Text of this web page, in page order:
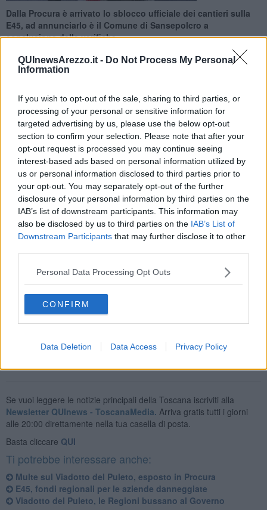
QUInewsArezzo.it - Do Not Process My Personal
Information
If you wish to opt-out of the sale, sharing to third parties, or
processing of your personal or sensitive information for
targeted advertising by us, please use the below opt-out
section to confirm your selection. Please note that after your
opt-out request is processed you may continue seeing
interest-based ads based on personal information utilized by
us or personal information disclosed to third parties prior to
your opt-out. You may separately opt-out of the further
disclosure of your personal information by third parties on the
IAB’s list of downstream participants. This information may
also be disclosed by us to third parties on the IAB’s List of
Downstream Participants that may further disclose it to other
Personal Data Processing Opt Outs
CONFIRM
Data Deletion Data Access Privacy Policy
Dalla Procura è arrivato lo sblocco ufficiale dei cantieri sulla
E45, ad annunciarlo è il Comune di Sansepolcro a
conclusione delle verifiche
SANSEPOLCRO —Il procuratore di Arezzo, Roberto Rossi, ha
comunicato al sindaco di Sansepolcro, Mauro Cornioli, la
concessione ad Anas dell'autorizzazione per svolgere gli interventi
di messa in sicurezza del viadotto Puleto della E45. Cornioli
è referente dei sindaci del tracciato della superstrada Claudio
Marcelli del Comune di Pieve S. Stefano, Marco Baccini del
Comune di Bagno di Romagna, Paolo Fratini del Comune di San
Giustino e Luciano Bacchetta del Comune di Città di Castello.
Concluse le verifiche ispettive richieste dal Gip ed eseguite dal dott.
ing. Claudio Modena, Rossi ha immediatamente notificato ad Anas
l'autorizzazione alla riapertura dei cantieri. Si potrà pertanto
da Anas, per la definitiva conclusione delle opere i tecnici hanno
stimato una tempistica di circa due settimane.
Se vuoi leggere le notizie principali della Toscana iscriviti alla
Newsletter QUInews - ToscanaMedia. Arriva gratis tutti i giorni
alle 20:00 direttamente nella tua casella di posta.
Basta cliccare QUI
Ti potrebbe interessare anche:
Multe sul Viadotto del Puleto, esposto in Procura
E45, fondi regionali per le aziende danneggiate
Viadotto del Puleto, le Regioni bussano al Governo